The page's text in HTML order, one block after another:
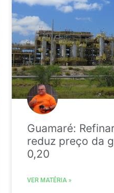
Guamaré:
reduz preço da
0,20
VER MATÉRIA »